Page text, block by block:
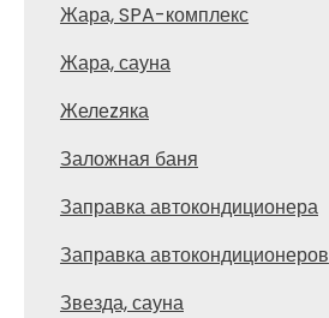
Жара, SPA-комплекс
Жара, сауна
Желеzяка
Заложная баня
Заправка автокондиционера
Заправка автокондиционеров
Звезда, сауна